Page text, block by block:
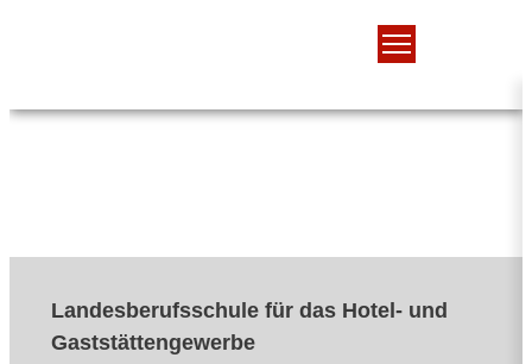
Landesberufsschule für das Hotel- und
Gaststättengewerbe